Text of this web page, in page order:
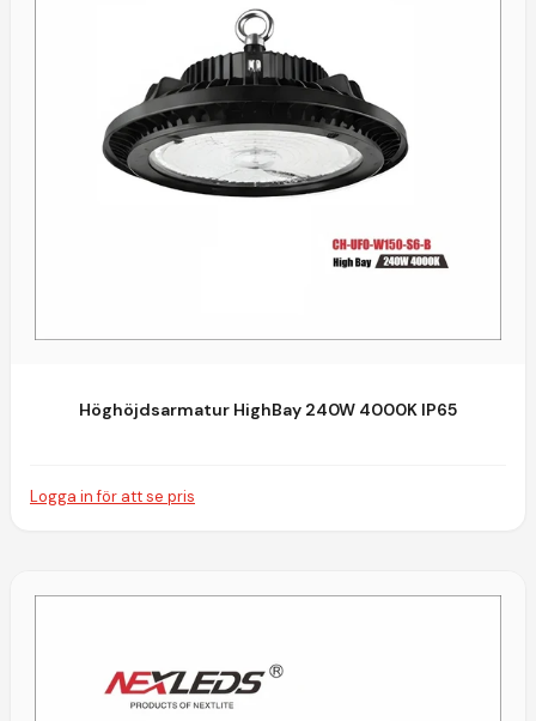
Höghöjdsarmatur HighBay 240W 4000K IP65
Logga in för att se pris